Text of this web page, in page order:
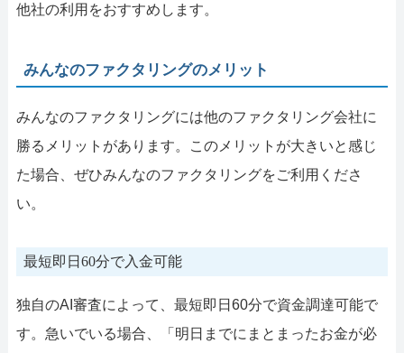
他社の利用をおすすめします。
みんなのファクタリングのメリット
みんなのファクタリングには他のファクタリング会社に
勝るメリットがあります。このメリットが大きいと感じ
た場合、ぜひみんなのファクタリングをご利用くださ
い。
最短即日60分で入金可能
独自のAI審査によって、最短即日60分で資金調達可能で
す。急いでいる場合、「明日までにまとまったお金が必